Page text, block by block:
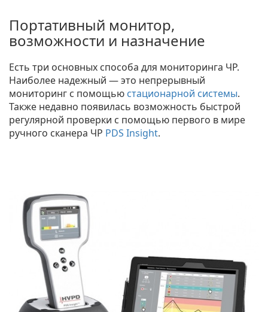
Портативный монитор,
возможности и назначение
Есть три основных способа для мониторинга ЧР.
Наиболее надежный — это непрерывный
мониторинг с помощью стационарной системы.
Также недавно появилась возможность быстрой
регулярной проверки с помощью первого в мире
ручного сканера ЧР PDS Insight.